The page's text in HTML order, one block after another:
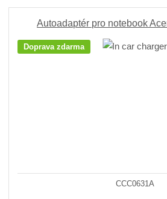
Autoadaptér pro notebook
Doprava zdarma
CCC0631A